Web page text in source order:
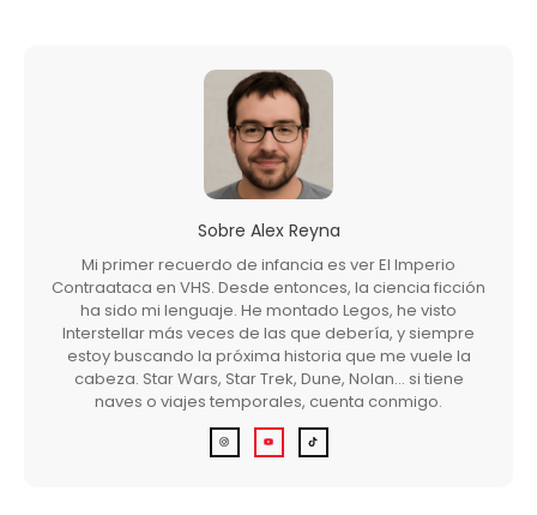
Sobre Alex Reyna
Mi primer recuerdo de infancia es ver El Imperio
Contraataca en VHS. Desde entonces, la ciencia ficción
ha sido mi lenguaje. He montado Legos, he visto
Interstellar más veces de las que debería, y siempre
estoy buscando la próxima historia que me vuele la
cabeza. Star Wars, Star Trek, Dune, Nolan… si tiene
naves o viajes temporales, cuenta conmigo.